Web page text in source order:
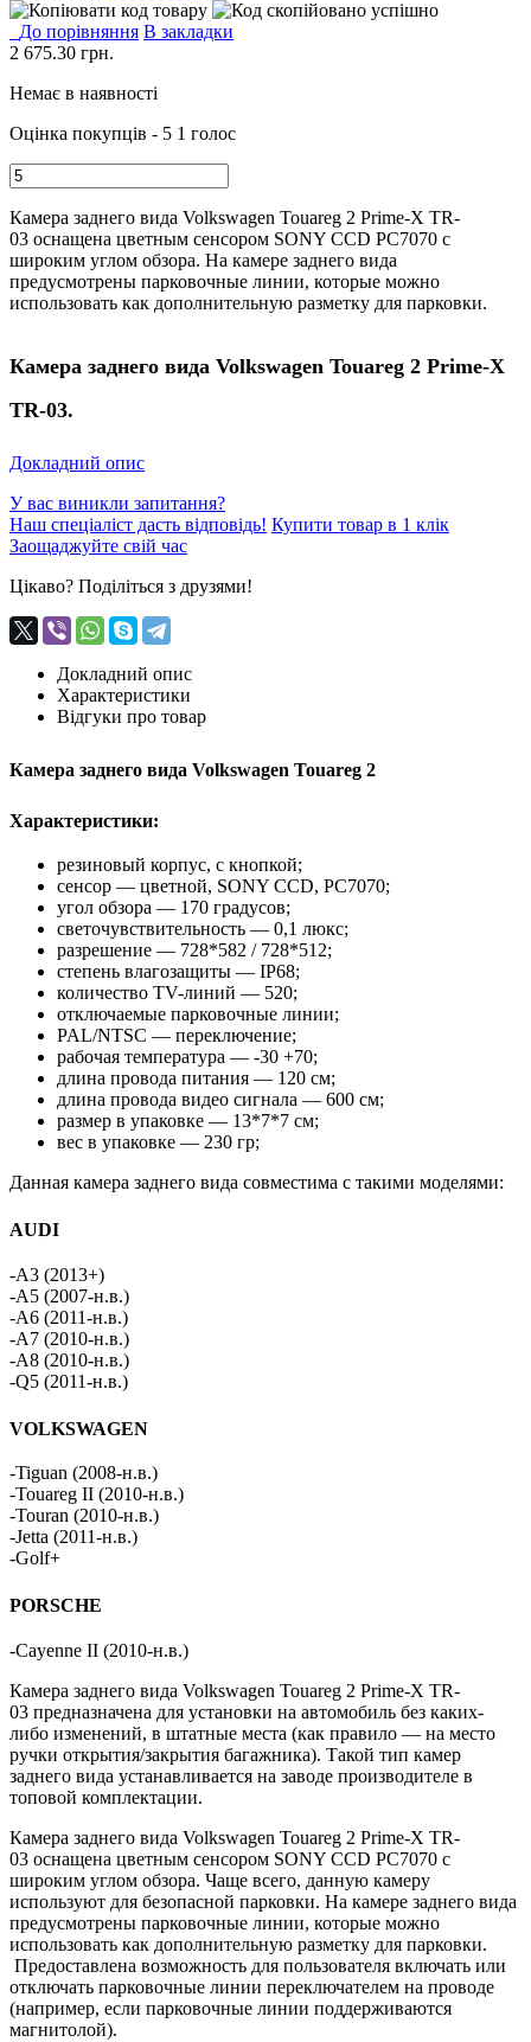
До порівняння В закладки
2 675.30 грн.
Немає в наявності
Оцінка покупців - 5 1 голос
Камера заднего вида Volkswagen Touareg 2 Prime-X TR-
03 оснащена цветным сенсором SONY CCD PC7070 с
широким углом обзора. На камере заднего вида
предусмотрены парковочные линии, которые можно
использовать как дополнительную разметку для парковки.
Камера заднего вида Volkswagen Touareg 2 Prime-X
TR-03.
Докладний опис
У вас виникли запитання?
Наш спеціаліст дасть відповідь! Купити товар в 1 клік
Заощаджуйте свій час
Цікаво? Поділіться з друзями!
Докладний опис
Характеристики
Відгуки про товар
Камера заднего вида Volkswagen Touareg 2
Характеристики:
резиновый корпус, с кнопкой;
сенсор — цветной, SONY CCD, PC7070;
угол обзора — 170 градусов;
светочувствительность — 0,1 люкс;
разрешение — 728*582 / 728*512;
степень влагозащиты — IP68;
количество TV-линий — 520;
отключаемые парковочные линии;
PAL/NTSC — переключение;
рабочая температура — -30 +70;
длина провода питания — 120 см;
длина провода видео сигнала — 600 см;
размер в упаковке — 13*7*7 см;
вес в упаковке — 230 гр;
Данная камера заднего вида совместима с такими моделями:
AUDI
-A3 (2013+)
-A5 (2007-н.в.)
-A6 (2011-н.в.)
-А7 (2010-н.в.)
-А8 (2010-н.в.)
-Q5 (2011-н.в.)
VOLKSWAGEN
-Tiguan (2008-н.в.)
-Touareg II (2010-н.в.)
-Touran (2010-н.в.)
-Jetta (2011-н.в.)
-Golf+
PORSCHE
-Cayenne II (2010-н.в.)
Камера заднего вида Volkswagen Touareg 2 Prime-X TR-
03 предназначена для установки на автомобиль без каких-
либо изменений, в штатные места (как правило — на место
ручки открытия/закрытия багажника). Такой тип камер
заднего вида устанавливается на заводе производителе в
топовой комплектации.
Камера заднего вида Volkswagen Touareg 2 Prime-X TR-
03 оснащена цветным сенсором SONY CCD PC7070 с
широким углом обзора. Чаще всего, данную камеру
используют для безопасной парковки. На камере заднего вида
предусмотрены парковочные линии, которые можно
использовать как дополнительную разметку для парковки.
Предоставлена возможность для пользователя включать или
отключать парковочные линии переключателем на проводе
(например, если парковочные линии поддерживаются
магнитолой).